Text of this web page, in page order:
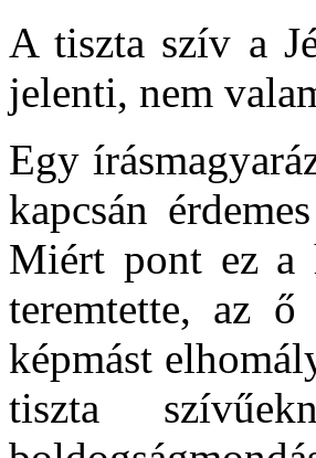
A tiszta szív a
jelenti, nem
Egy
kapcsán
Miért pont ez a
teremtette, az ő
képmást
tiszta